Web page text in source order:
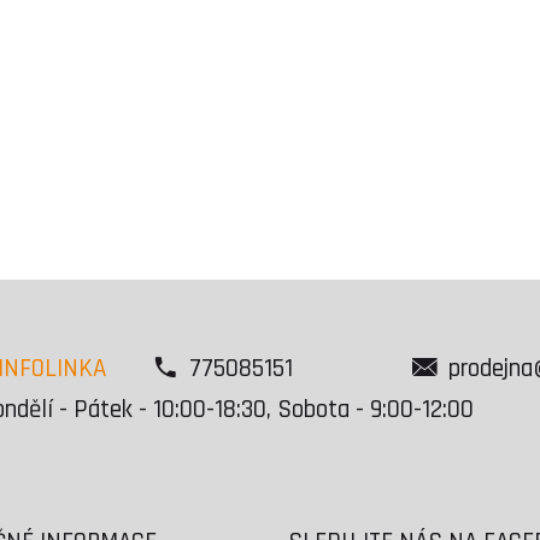
775085151
- Pátek - 10:00-18:30, Sobota - 9:00-12:00